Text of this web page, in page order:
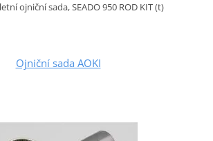
ojniční sada, SEADO 950 ROD KIT (t)
Ojniční sada AOKI